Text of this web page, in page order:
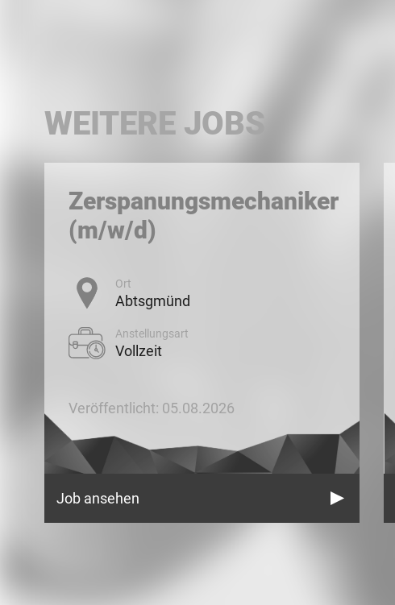
WEITERE JOBS
Zerspanungsmechaniker
(m/w/d)
Ort
Abtsgmünd
Anstellungsart
Vollzeit
Veröffentlicht: 05.08.2026
Job ansehen